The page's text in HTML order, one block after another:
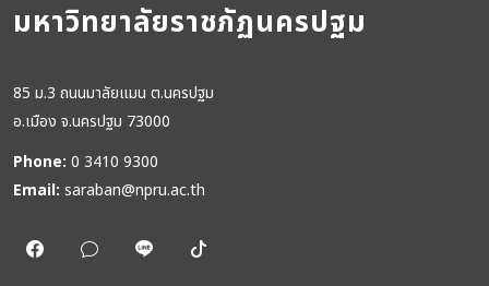
มหาวิทยาลัยราชภัฏนครปฐม
85 ม.3 ถนนมาลัยแมน ต.นครปฐม
อ.เมือง จ.นครปฐม 73000
Phone: 0 3410 9300
Email: saraban@npru.ac.th